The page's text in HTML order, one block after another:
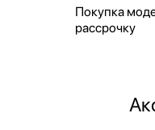
Покупка
рассрочку